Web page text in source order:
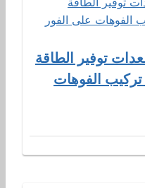
من معدات توفير الطاقة
تركيب الفوهات